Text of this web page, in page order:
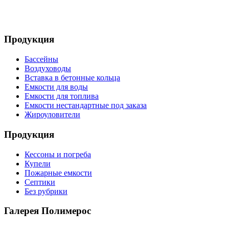
Продукция
Бассейны
Воздуховоды
Вставка в бетонные кольца
Емкости для воды
Емкости для топлива
Емкости нестандартные под заказа
Жироуловители
Продукция
Кессоны и погреба
Купели
Пожарные емкости
Септики
Без рубрики
Галерея Полимерос